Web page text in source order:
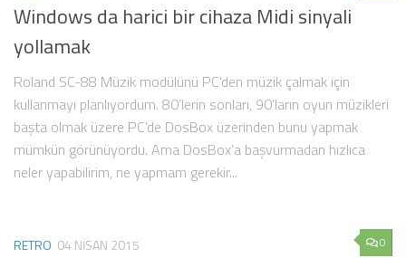
Windows da harici bir cihaza Midi sinyali
yollamak
Roland SC-88 Müzik modülünü PC’den müzik çalmak için
kullanmayı planlıyordum. 80’lerin sonları, 90’ların oyun müzikleri
başta olmak üzere PC’de DosBox üzerinden bunu yapmak
mümkün görünüyordu. Ama DosBox’a başvurmadan hızlıca
neler yapabilirim, ne yapmam gerekir...
0
RETRO 04 NISAN 2015